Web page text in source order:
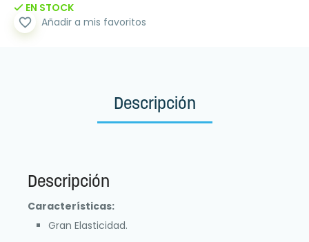
EN STOCK
favorite_border Añadir a mis favoritos
Descripción
Descripción
Características:
Gran Elasticidad.